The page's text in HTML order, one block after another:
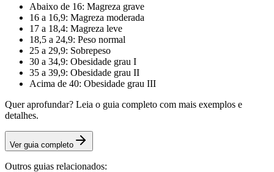
Abaixo de 16: Magreza grave
16 a 16,9: Magreza moderada
17 a 18,4: Magreza leve
18,5 a 24,9: Peso normal
25 a 29,9: Sobrepeso
30 a 34,9: Obesidade grau I
35 a 39,9: Obesidade grau II
Acima de 40: Obesidade grau III
Quer aprofundar? Leia o guia completo com mais exemplos e
detalhes.
Ver guia completo
Outros guias relacionados: